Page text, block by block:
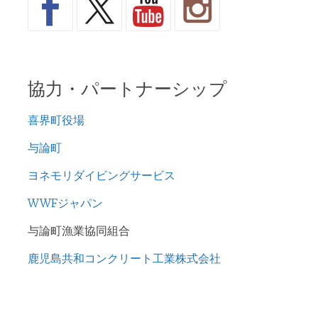
協力・パートナーシップ
喜界町役場
与論町
ヨネモリダイビングサービス
WWFジャパン
与論町漁業協同組合
鹿児島共和コンクリート工業株式会社